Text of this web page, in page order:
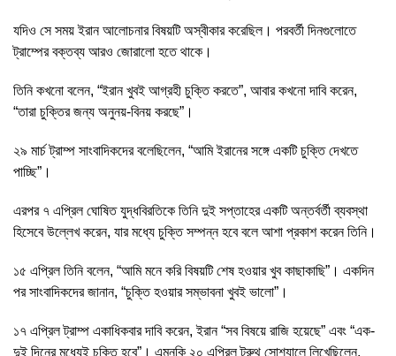
যদিও সে সময় ইরান আলোচনার বিষয়টি অস্বীকার করেছিল। পরবর্তী দিনগুলোতে
ট্রাম্পের বক্তব্য আরও জোরালো হতে থাকে।
তিনি কখনো বলেন, “ইরান খুবই আগ্রহী চুক্তি করতে”, আবার কখনো দাবি করেন,
“তারা চুক্তির জন্য অনুনয়-বিনয় করছে”।
২৯ মার্চ ট্রাম্প সাংবাদিকদের বলেছিলেন, “আমি ইরানের সঙ্গে একটি চুক্তি দেখতে
পাচ্ছি”।
এরপর ৭ এপ্রিল ঘোষিত যুদ্ধবিরতিকে তিনি দুই সপ্তাহের একটি অন্তর্বর্তী ব্যবস্থা
হিসেবে উল্লেখ করেন, যার মধ্যে চুক্তি সম্পন্ন হবে বলে আশা প্রকাশ করেন তিনি।
১৫ এপ্রিল তিনি বলেন, “আমি মনে করি বিষয়টি শেষ হওয়ার খুব কাছাকাছি”। একদিন
পর সাংবাদিকদের জানান, “চুক্তি হওয়ার সম্ভাবনা খুবই ভালো”।
১৭ এপ্রিল ট্রাম্প একাধিকবার দাবি করেন, ইরান “সব বিষয়ে রাজি হয়েছে” এবং “এক-
দুই দিনের মধ্যেই চুক্তি হবে”। এমনকি ২০ এপ্রিল ট্রুথ সোশ্যালে লিখেছিলেন,